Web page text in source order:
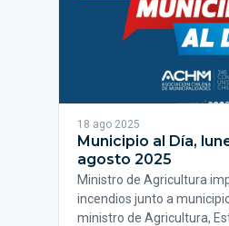
18 ago 2025
Municipio al Día,
agosto 2025
Ministro de Agricultura
incendios junto a
ministro de Agricultura,